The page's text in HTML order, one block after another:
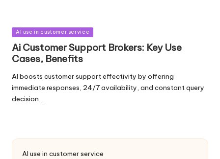
Posted
in
AI use in customer service
Ai Customer Support Brokers: Key Use
Cases, Benefits
AI boosts customer support effectivity by offering
immediate responses, 24/7 availability, and constant query
decision.…
AI use in customer service